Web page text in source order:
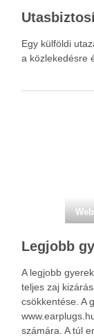
Egy külföldi
a közlekedésre
A legjobb
teljes zaj
csökkentése. A
számára. A túl